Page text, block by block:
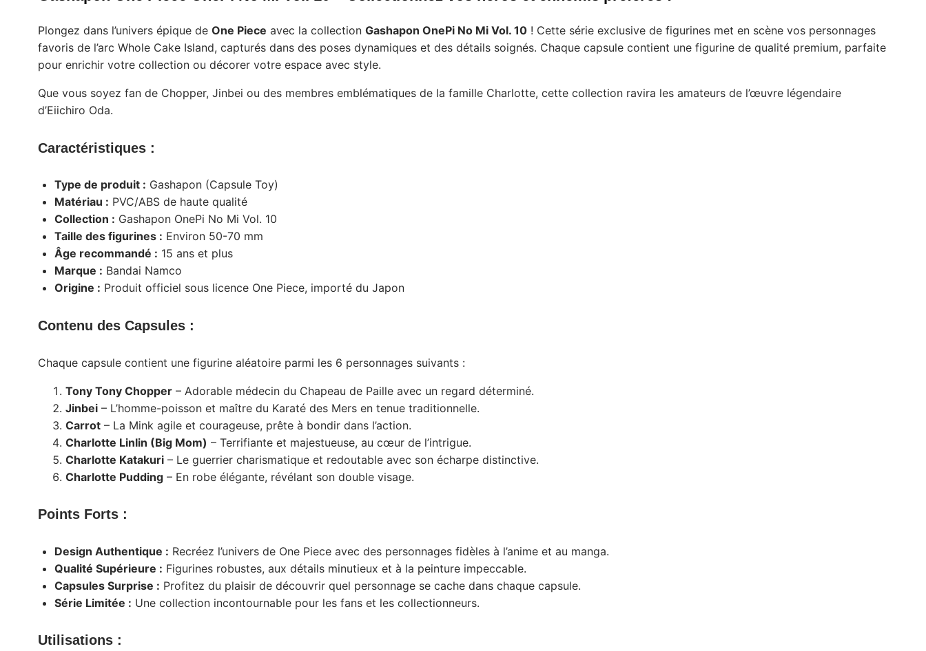
Plongez dans l’univers épique de One Piece avec la collection Gashapon OnePi No Mi Vol. 10 ! Cette série exclusive de figurines met en scène vos personnages
favoris de l’arc Whole Cake Island, capturés dans des poses dynamiques et des détails soignés. Chaque capsule contient une figurine de qualité premium, parfaite
pour enrichir votre collection ou décorer votre espace avec style.
Que vous soyez fan de Chopper, Jinbei ou des membres emblématiques de la famille Charlotte, cette collection ravira les amateurs de l’œuvre légendaire
d’Eiichiro Oda.
Caractéristiques :
Type de produit : Gashapon (Capsule Toy)
Matériau : PVC/ABS de haute qualité
Collection : Gashapon OnePi No Mi Vol. 10
Taille des figurines : Environ 50-70 mm
Âge recommandé : 15 ans et plus
Marque : Bandai Namco
Origine : Produit officiel sous licence One Piece, importé du Japon
Contenu des Capsules :
Chaque capsule contient une figurine aléatoire parmi les 6 personnages suivants :
Tony Tony Chopper – Adorable médecin du Chapeau de Paille avec un regard déterminé.
Jinbei – L’homme-poisson et maître du Karaté des Mers en tenue traditionnelle.
Carrot – La Mink agile et courageuse, prête à bondir dans l’action.
Charlotte Linlin (Big Mom) – Terrifiante et majestueuse, au cœur de l’intrigue.
Charlotte Katakuri – Le guerrier charismatique et redoutable avec son écharpe distinctive.
Charlotte Pudding – En robe élégante, révélant son double visage.
Points Forts :
Design Authentique : Recréez l’univers de One Piece avec des personnages fidèles à l’anime et au manga.
Qualité Supérieure : Figurines robustes, aux détails minutieux et à la peinture impeccable.
Capsules Surprise : Profitez du plaisir de découvrir quel personnage se cache dans chaque capsule.
Série Limitée : Une collection incontournable pour les fans et les collectionneurs.
Utilisations :